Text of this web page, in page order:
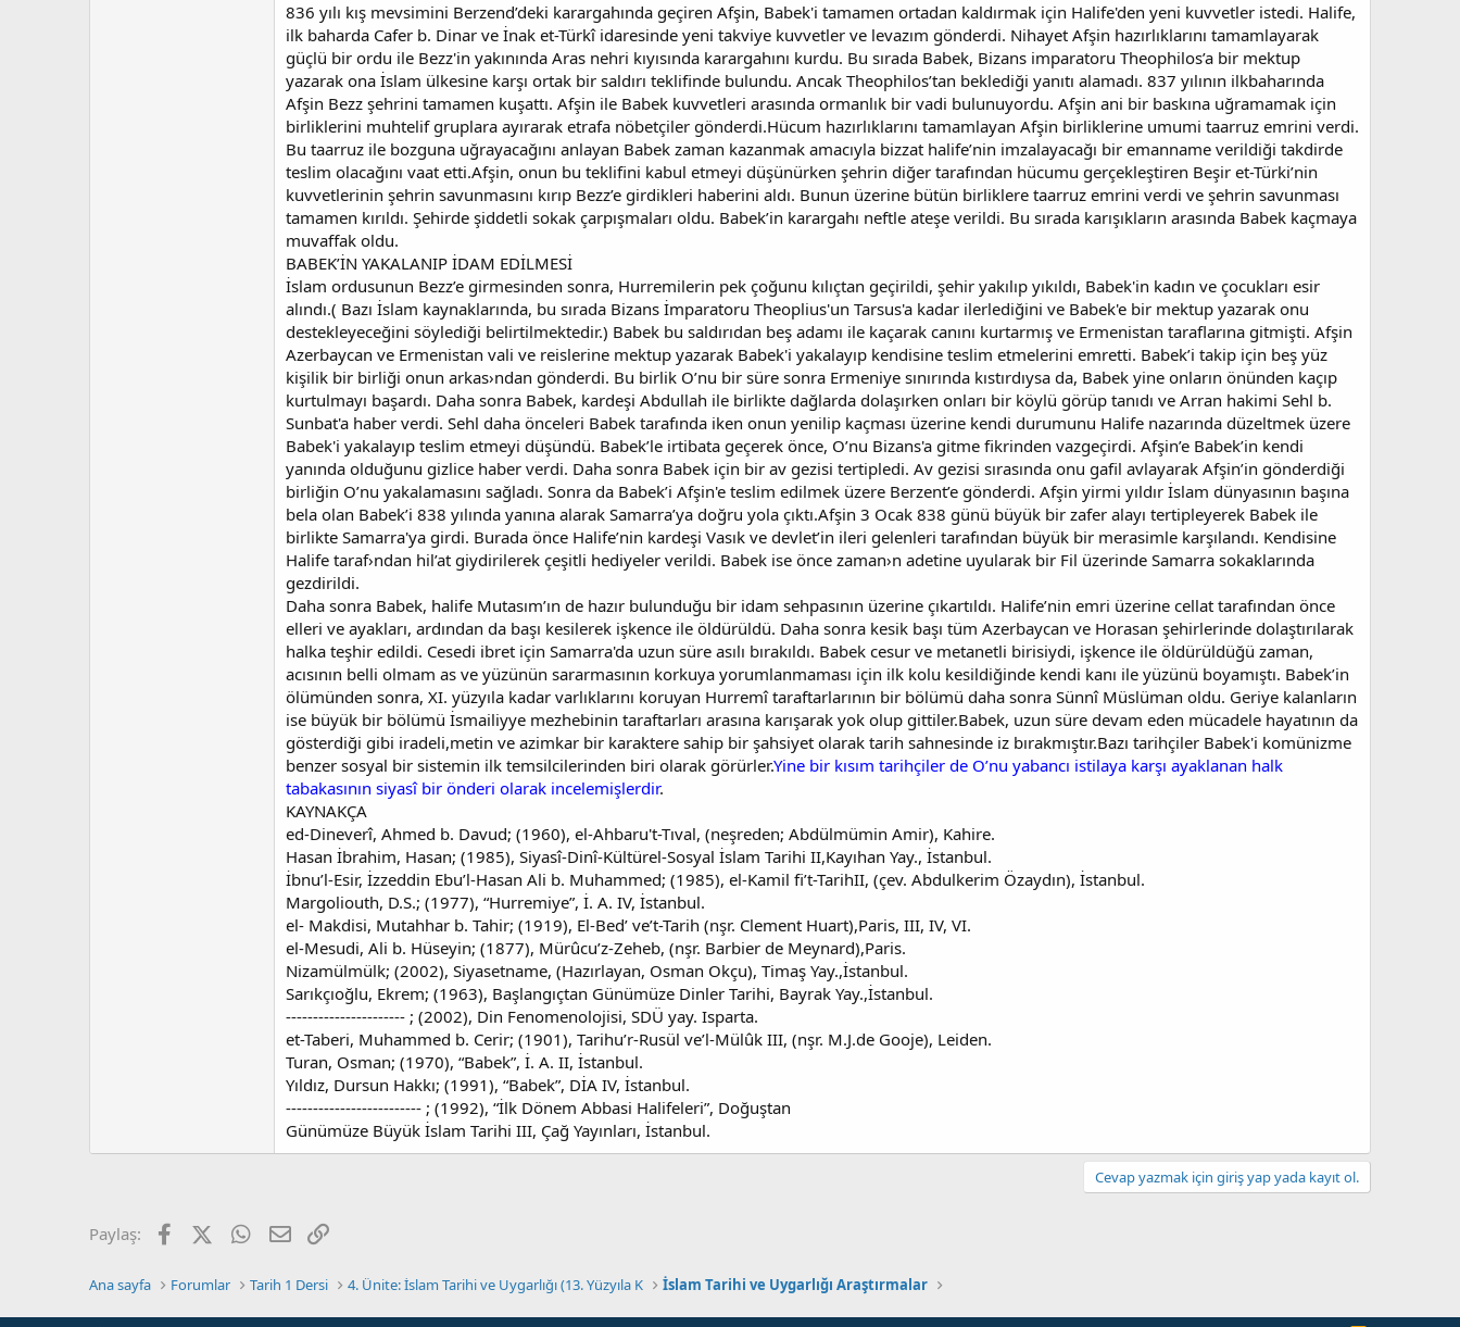
836 yılı kış mevsimini Berzend’deki karargahında geçiren Afşin, Babek'i tamamen ortadan kaldırmak için Halife'den yeni kuvvetler istedi. Halife,
ilk baharda Cafer b. Dinar ve İnak et-Türkî idaresinde yeni takviye kuvvetler ve levazım gönderdi. Nihayet Afşin hazırlıklarını tamamlayarak
güçlü bir ordu ile Bezz'in yakınında Aras nehri kıyısında karargahını kurdu. Bu sırada Babek, Bizans imparatoru Theophilos’a bir mektup
yazarak ona İslam ülkesine karşı ortak bir saldırı teklifinde bulundu. Ancak Theophilos’tan beklediği yanıtı alamadı. 837 yılının ilkbaharında
Afşin Bezz şehrini tamamen kuşattı. Afşin ile Babek kuvvetleri arasında ormanlık bir vadi bulunuyordu. Afşin ani bir baskına uğramamak için
birliklerini muhtelif gruplara ayırarak etrafa nöbetçiler gönderdi.Hücum hazırlıklarını tamamlayan Afşin birliklerine umumi taarruz emrini verdi.
Bu taarruz ile bozguna uğrayacağını anlayan Babek zaman kazanmak amacıyla bizzat halife’nin imzalayacağı bir emanname verildiği takdirde
teslim olacağını vaat etti.Afşin, onun bu teklifini kabul etmeyi düşünürken şehrin diğer tarafından hücumu gerçekleştiren Beşir et-Türki’nin
kuvvetlerinin şehrin savunmasını kırıp Bezz’e girdikleri haberini aldı. Bunun üzerine bütün birliklere taarruz emrini verdi ve şehrin savunması
tamamen kırıldı. Şehirde şiddetli sokak çarpışmaları oldu. Babek’in karargahı neftle ateşe verildi. Bu sırada karışıkların arasında Babek kaçmaya
muvaffak oldu.
BABEK’İN YAKALANIP İDAM EDİLMESİ
İslam ordusunun Bezz’e girmesinden sonra, Hurremilerin pek çoğunu kılıçtan geçirildi, şehir yakılıp yıkıldı, Babek'in kadın ve çocukları esir
alındı.( Bazı İslam kaynaklarında, bu sırada Bizans İmparatoru Theoplius'un Tarsus'a kadar ilerlediğini ve Babek'e bir mektup yazarak onu
destekleyeceğini söylediği belirtilmektedir.) Babek bu saldırıdan beş adamı ile kaçarak canını kurtarmış ve Ermenistan taraflarına gitmişti. Afşin
Azerbaycan ve Ermenistan vali ve reislerine mektup yazarak Babek'i yakalayıp kendisine teslim etmelerini emretti. Babek’i takip için beş yüz
kişilik bir birliği onun arkas›ndan gönderdi. Bu birlik O’nu bir süre sonra Ermeniye sınırında kıstırdıysa da, Babek yine onların önünden kaçıp
kurtulmayı başardı. Daha sonra Babek, kardeşi Abdullah ile birlikte dağlarda dolaşırken onları bir köylü görüp tanıdı ve Arran hakimi Sehl b.
Sunbat'a haber verdi. Sehl daha önceleri Babek tarafında iken onun yenilip kaçması üzerine kendi durumunu Halife nazarında düzeltmek üzere
Babek'i yakalayıp teslim etmeyi düşündü. Babek’le irtibata geçerek önce, O’nu Bizans'a gitme fikrinden vazgeçirdi. Afşin’e Babek’in kendi
yanında olduğunu gizlice haber verdi. Daha sonra Babek için bir av gezisi tertipledi. Av gezisi sırasında onu gafil avlayarak Afşin’in gönderdiği
birliğin O’nu yakalamasını sağladı. Sonra da Babek’i Afşin'e teslim edilmek üzere Berzent’e gönderdi. Afşin yirmi yıldır İslam dünyasının başına
bela olan Babek’i 838 yılında yanına alarak Samarra’ya doğru yola çıktı.Afşin 3 Ocak 838 günü büyük bir zafer alayı tertipleyerek Babek ile
birlikte Samarra'ya girdi. Burada önce Halife’nin kardeşi Vasık ve devlet’in ileri gelenleri tarafından büyük bir merasimle karşılandı. Kendisine
Halife taraf›ndan hil’at giydirilerek çeşitli hediyeler verildi. Babek ise önce zaman›n adetine uyularak bir Fil üzerinde Samarra sokaklarında
gezdirildi.
Daha sonra Babek, halife Mutasım’ın de hazır bulunduğu bir idam sehpasının üzerine çıkartıldı. Halife’nin emri üzerine cellat tarafından önce
elleri ve ayakları, ardından da başı kesilerek işkence ile öldürüldü. Daha sonra kesik başı tüm Azerbaycan ve Horasan şehirlerinde dolaştırılarak
halka teşhir edildi. Cesedi ibret için Samarra'da uzun süre asılı bırakıldı. Babek cesur ve metanetli birisiydi, işkence ile öldürüldüğü zaman,
acısının belli olmam as ve yüzünün sararmasının korkuya yorumlanmaması için ilk kolu kesildiğinde kendi kanı ile yüzünü boyamıştı. Babek’in
ölümünden sonra, XI. yüzyıla kadar varlıklarını koruyan Hurremî taraftarlarının bir bölümü daha sonra Sünnî Müslüman oldu. Geriye kalanların
ise büyük bir bölümü İsmailiyye mezhebinin taraftarları arasına karışarak yok olup gittiler.Babek, uzun süre devam eden mücadele hayatının da
gösterdiği gibi iradeli,metin ve azimkar bir karaktere sahip bir şahsiyet olarak tarih sahnesinde iz bırakmıştır.Bazı tarihçiler Babek'i komünizme
benzer sosyal bir sistemin ilk temsilcilerinden biri olarak görürler.Yine bir kısım tarihçiler de O’nu yabancı istilaya karşı ayaklanan halk
tabakasının siyasî bir önderi olarak incelemişlerdir.
KAYNAKÇA
ed-Dineverî, Ahmed b. Davud; (1960), el-Ahbaru't-Tıval, (neşreden; Abdülmümin Amir), Kahire.
Hasan İbrahim, Hasan; (1985), Siyasî-Dinî-Kültürel-Sosyal İslam Tarihi II,Kayıhan Yay., İstanbul.
İbnu’l-Esir, İzzeddin Ebu’l-Hasan Ali b. Muhammed; (1985), el-Kamil fi’t-TarihII, (çev. Abdulkerim Özaydın), İstanbul.
Margoliouth, D.S.; (1977), “Hurremiye”, İ. A. IV, İstanbul.
el- Makdisi, Mutahhar b. Tahir; (1919), El-Bed’ ve’t-Tarih (nşr. Clement Huart),Paris, III, IV, VI.
el-Mesudi, Ali b. Hüseyin; (1877), Mürûcu’z-Zeheb, (nşr. Barbier de Meynard),Paris.
Nizamülmülk; (2002), Siyasetname, (Hazırlayan, Osman Okçu), Timaş Yay.,İstanbul.
Sarıkçıoğlu, Ekrem; (1963), Başlangıçtan Günümüze Dinler Tarihi, Bayrak Yay.,İstanbul.
---------------------- ; (2002), Din Fenomenolojisi, SDÜ yay. Isparta.
et-Taberi, Muhammed b. Cerir; (1901), Tarihu’r-Rusül ve’l-Mülûk III, (nşr. M.J.de Gooje), Leiden.
Turan, Osman; (1970), “Babek”, İ. A. II, İstanbul.
Yıldız, Dursun Hakkı; (1991), “Babek”, DİA IV, İstanbul.
------------------------- ; (1992), “İlk Dönem Abbasi Halifeleri”, Doğuştan
Günümüze Büyük İslam Tarihi III, Çağ Yayınları, İstanbul.
Cevap yazmak için giriş yap yada kayıt ol.
Paylaş: FacebookX (Twitter)WhatsApp
E-posta
Ana sayfa Forumlar Tarih 1 Dersi 4. Ünite: İslam Tarihi ve Uygarlığı (13. Yüzyıla K İslam Tarihi ve Uygarlığı Araştırmalar